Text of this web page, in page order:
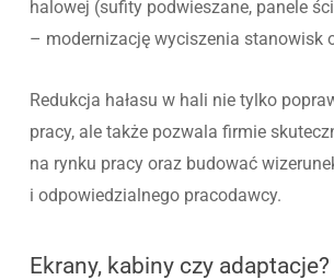
halowej (sufity podwieszane, panele
– modernizację wyciszenia stanowisk
Redukcja hałasu w hali nie tylko
pracy, ale także pozwala firmie
na rynku pracy oraz budować
i odpowiedzialnego pracodawcy.
Ekrany, kabiny czy